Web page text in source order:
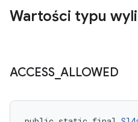
Wartości typu
ACCESS_ALLOWED